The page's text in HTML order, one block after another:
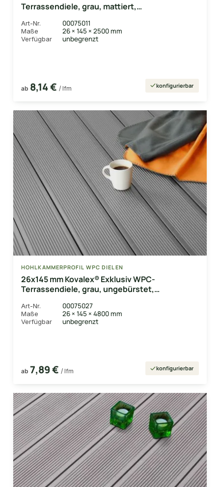
Terrassendiele, grau, mattiert,
Profil: grob/fein
Art-Nr. 00075011
Maße 26 × 145 × 2500 mm
Verfügbar unbegrenzt
ab 8,14 € / lfm konfigurierbar
HOHLKAMMERPROFIL WPC DIELEN
26x145 mm Kovalex® Exklusiv WPC-
Terrassendiele, grau, ungebürstet,
Profil: grob/fein
Art-Nr. 00075027
Maße 26 × 145 × 4800 mm
Verfügbar unbegrenzt
ab 7,89 € / lfm konfigurierbar